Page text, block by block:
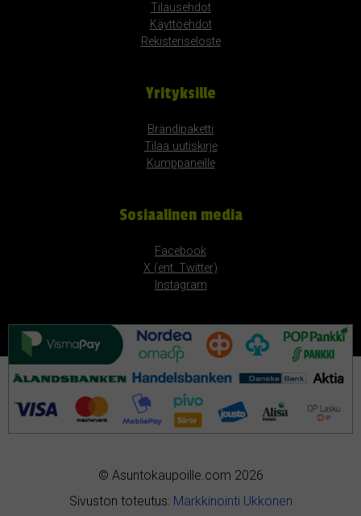
Tilausehdot
Käyttöehdot
Rekisteriseloste
Yrityksille
Brändipaketti
Tilaa uutiskirje
Kumppaneille
Sosiaalinen media
Facebook
X (ent. Twitter)
Instagram
© Asuntokaupoille.com 2026
Sivuston toteutus: Markkinointi Ukkonen